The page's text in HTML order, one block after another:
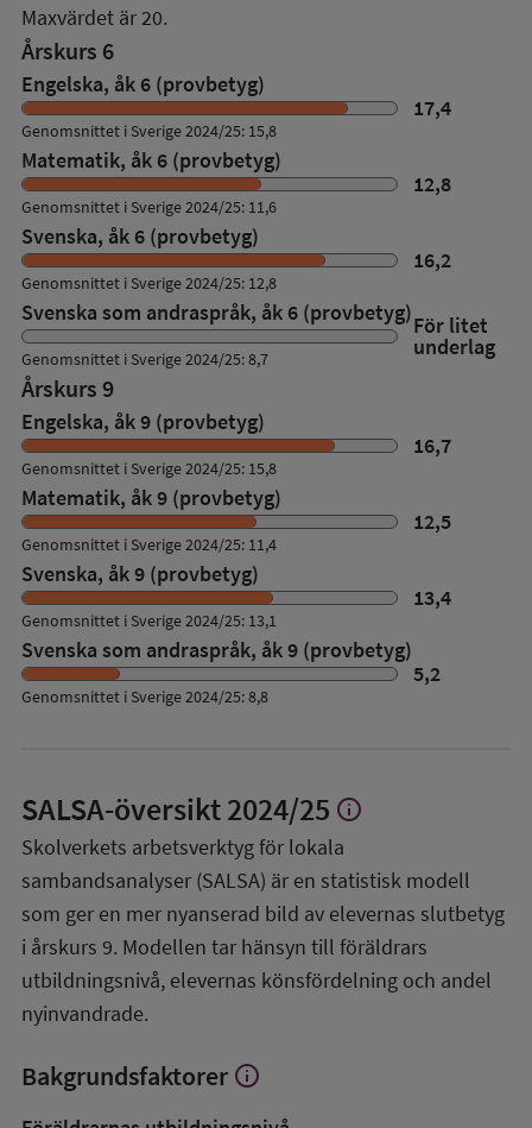
Maxvärdet är 20.
Årskurs 6
Engelska, åk 6 (provbetyg)
17,4
Genomsnittet i Sverige 2024/25: 15,8
Matematik, åk 6 (provbetyg)
12,8
Genomsnittet i Sverige 2024/25: 11,6
Svenska, åk 6 (provbetyg)
16,2
Genomsnittet i Sverige 2024/25: 12,8
Svenska som andraspråk, åk 6 (provbetyg)För litet
underlag
Genomsnittet i Sverige 2024/25: 8,7
Årskurs 9
Engelska, åk 9 (provbetyg)
16,7
Genomsnittet i Sverige 2024/25: 15,8
Matematik, åk 9 (provbetyg)
12,5
Genomsnittet i Sverige 2024/25: 11,4
Svenska, åk 9 (provbetyg)
13,4
Genomsnittet i Sverige 2024/25: 13,1
Svenska som andraspråk, åk 9 (provbetyg)
5,2
Genomsnittet i Sverige 2024/25: 8,8
SALSA-översikt2024/25 Visa
om
SALSA-
översikt
info
Skolverkets arbetsverktyg för lokala
sambandsanalyser (SALSA) är en statistisk modell
som ger en mer nyanserad bild av elevernas slutbetyg
i årskurs 9. Modellen tar hänsyn till föräldrars
utbildningsnivå, elevernas könsfördelning och andel
nyinvandrade.
Bakgrundsfaktorer Visa
om
info